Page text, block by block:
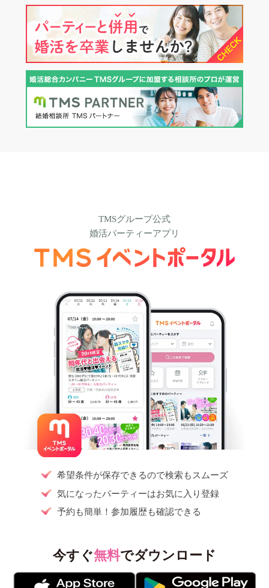
TMSグループ公式
婚活パーティーアプリ
希望条件が保存できるので検索もスムーズ
気になったパーティーはお気に入り登録
予約も簡単！参加履歴も確認できる
今すぐ無料でダウンロード